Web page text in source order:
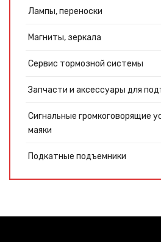
Лампы, переноски
Магниты, зеркала
Сервис тормозной системы
Запчасти и аксессуары для
Сигнальные громкоговорящие
маяки
Подкатные подъемники